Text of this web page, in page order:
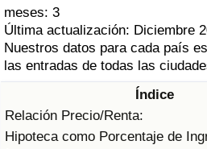
meses: 3
Última actualización: Diciembre
Nuestros datos para cada país
las entradas de todas las
Índice
Relación Precio/Renta:
Hipoteca como Porcentaje de
Índice de Contaminación
Índice de contaminación
Índice de Contaminación por